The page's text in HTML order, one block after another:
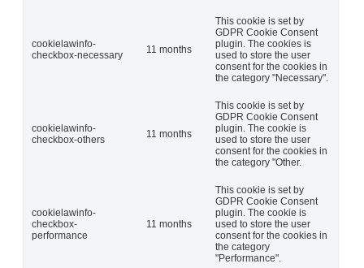
cookielawinfo-
checkbox-necessary
11 months
This cookie is set by
GDPR Cookie Consent
plugin. The cookies is
used to store the user
consent for the cookies in
the category "Necessary".
cookielawinfo-
checkbox-others
11 months
This cookie is set by
GDPR Cookie Consent
plugin. The cookie is
used to store the user
consent for the cookies in
the category "Other.
cookielawinfo-
checkbox-
performance
11 months
This cookie is set by
GDPR Cookie Consent
plugin. The cookie is
used to store the user
consent for the cookies in
the category
"Performance".